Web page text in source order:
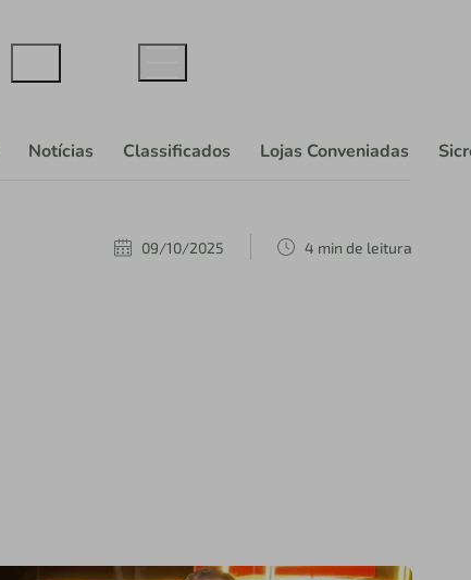
Notícias Classificados Lojas Conveniadas
09/10/2025 4 min de leitura